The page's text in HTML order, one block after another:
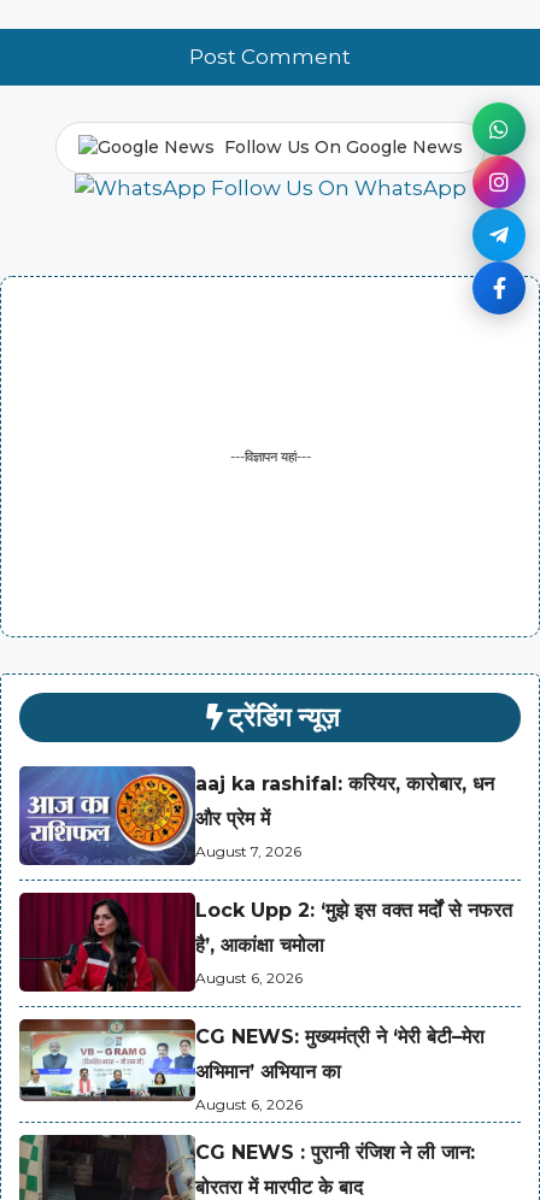
Follow Us On Google News
Follow Us On WhatsApp
---विज्ञापन यहां---
ट्रेंडिंग न्यूज़
aaj ka rashifal: करियर, कारोबार, धन
और प्रेम में
August 7, 2026
Lock Upp 2: ‘मुझे इस वक्त मर्दों से नफरत
है’, आकांक्षा चमोला
August 6, 2026
CG NEWS: मुख्यमंत्री ने ‘मेरी बेटी–मेरा
अभिमान’ अभियान का
August 6, 2026
CG NEWS : पुरानी रंजिश ने ली जान:
बोरतरा में मारपीट के बाद